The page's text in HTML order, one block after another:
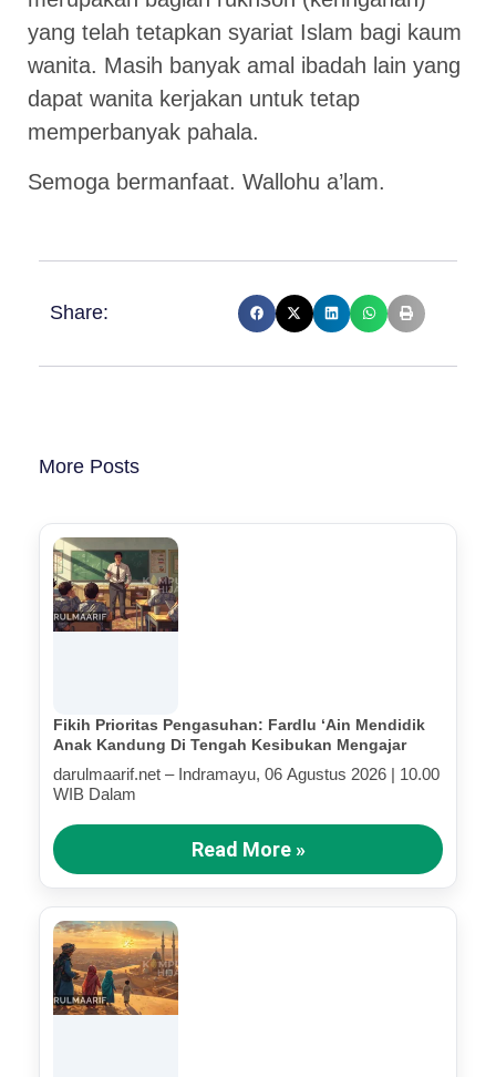
yang telah tetapkan syariat Islam bagi kaum
wanita. Masih banyak amal ibadah lain yang
dapat wanita kerjakan untuk tetap
memperbanyak pahala.
Semoga bermanfaat. Wallohu a’lam.
Share:
More Posts
Fikih Prioritas Pengasuhan: Fardlu ‘Ain Mendidik
Anak Kandung Di Tengah Kesibukan Mengajar
darulmaarif.net – Indramayu, 06 Agustus 2026 | 10.00
WIB Dalam
Read More »